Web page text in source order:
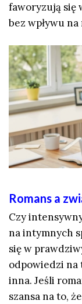
faworyzują się
bez wpływu
Romans a
Czy
na intymnych
się w
odpowiedzi na
inna. Jeśli
szansa na to,